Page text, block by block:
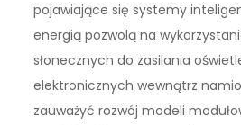
pojawiające się systemy
energią pozwolą na
słonecznych do zasilania
elektronicznych wewnątrz
zauważyć rozwój modeli